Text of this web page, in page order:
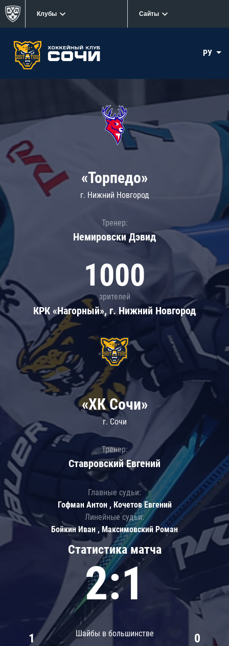
Клубы Сайты
РУ
«Торпедо»
г. Нижний Новгород
Тренер:
Немировски Дэвид
1000
зрителей
КРК «Нагорный», г. Нижний Новгород
Статистика матча
2:1
Шайбы в большинстве
1 0
«ХК Сочи»
г. Сочи
Тренер:
Ставровский Евгений
Главные судьи:
Гофман Антон , Кочетов Евгений
Линейные судьи:
Бойкин Иван , Максимовский Роман